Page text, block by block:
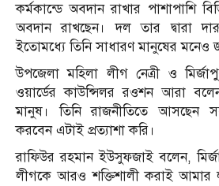
কর্মকান্ডে অবদান রাখার পাশাপাশি
অবদান রাখছেন। দল তার দ্বারা
ইতোমধ্যে তিনি সাধারণ মানুষের মনেও
উপজেলা মহিলা লীগ নেত্রী ও
ওয়ার্ডের কাউন্সিলর রওশন আরা
মানুষ। তিনি রাজনীতিতে আসছেন
করবেন এটাই প্রত্যাশা করি।
রাফিউর রহমান ইউসুফজাই বলেন,
লীগকে আরও শক্তিশালী করাই আমার